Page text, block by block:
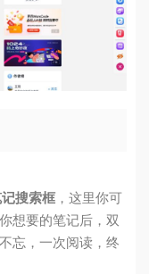
搜索框 ，这里你可
想要的笔记后，双
忘，一次阅读，终